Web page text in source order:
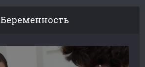
Беременность